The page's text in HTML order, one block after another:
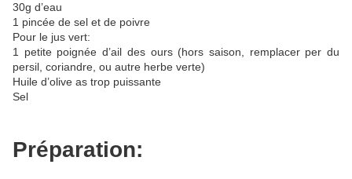
30g d’eau
1 pincée de sel et de poivre
Pour le jus vert:
1 petite poignée d’ail des ours (hors saison, remplacer per du
persil, coriandre, ou autre herbe verte)
Huile d’olive as trop puissante
Sel
Préparation: